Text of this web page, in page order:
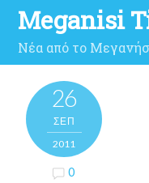
Meganisi
Νέα από το
26
ΣΕΠ
2011
0